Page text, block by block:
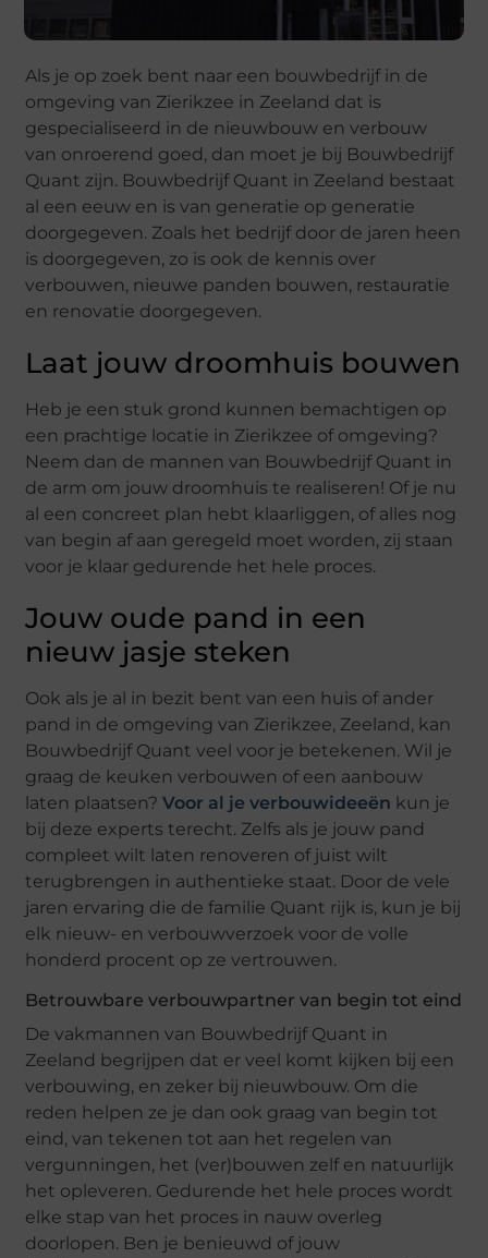
Als je op zoek bent naar een bouwbedrijf in de
omgeving van Zierikzee in Zeeland dat is
gespecialiseerd in de nieuwbouw en verbouw
van onroerend goed, dan moet je bij Bouwbedrijf
Quant zijn. Bouwbedrijf Quant in Zeeland bestaat
al een eeuw en is van generatie op generatie
doorgegeven. Zoals het bedrijf door de jaren heen
is doorgegeven, zo is ook de kennis over
verbouwen, nieuwe panden bouwen, restauratie
en renovatie doorgegeven.
Laat jouw droomhuis bouwen
Heb je een stuk grond kunnen bemachtigen op
een prachtige locatie in Zierikzee of omgeving?
Neem dan de mannen van Bouwbedrijf Quant in
de arm om jouw droomhuis te realiseren! Of je nu
al een concreet plan hebt klaarliggen, of alles nog
van begin af aan geregeld moet worden, zij staan
voor je klaar gedurende het hele proces.
Jouw oude pand in een
nieuw jasje steken
Ook als je al in bezit bent van een huis of ander
pand in de omgeving van Zierikzee, Zeeland, kan
Bouwbedrijf Quant veel voor je betekenen. Wil je
graag de keuken verbouwen of een aanbouw
laten plaatsen?Voor al je verbouwideeën kun je
bij deze experts terecht. Zelfs als je jouw pand
compleet wilt laten renoveren of juist wilt
terugbrengen in authentieke staat. Door de vele
jaren ervaring die de familie Quant rijk is, kun je bij
elk nieuw- en verbouwverzoek voor de volle
honderd procent op ze vertrouwen.
Betrouwbare verbouwpartner van begin tot eind
De vakmannen van Bouwbedrijf Quant in
Zeeland begrijpen dat er veel komt kijken bij een
verbouwing, en zeker bij nieuwbouw. Om die
reden helpen ze je dan ook graag van begin tot
eind, van tekenen tot aan het regelen van
vergunningen, het (ver)bouwen zelf en natuurlijk
het opleveren. Gedurende het hele proces wordt
elke stap van het proces in nauw overleg
doorlopen. Ben je benieuwd of jouw